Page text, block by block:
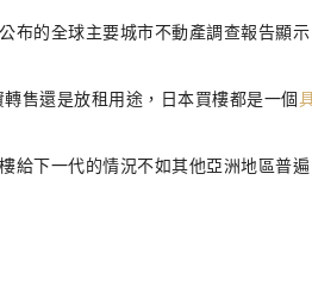
布的全球主要城市不動產調查報告
售還是放租用途，日本買樓都是一個
給下一代的情況不如其他亞洲地區普